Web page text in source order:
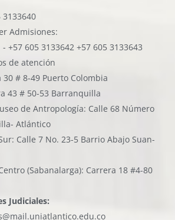
3133640
Admisiones:
+57 605 3133642 +57 605 3133643
de atención
30 # 8-49 Puerto Colombia
43 # 50-53 Barranquilla
de Antropología: Calle 68 Número
Atlántico
Calle 7 No. 23-5 Barrio Abajo Suan-
(Sabanalarga): Carrera 18 #4-80
Judiciales: